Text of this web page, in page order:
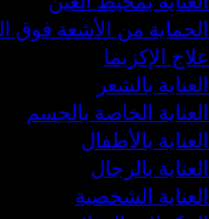
الحماية من الأشعة فوق
علاج الإكزيما
العناية بالشعر
العناية الخاصة بالجسم
العناية بالأطفال
العناية بالرجال
العناية الشخصية